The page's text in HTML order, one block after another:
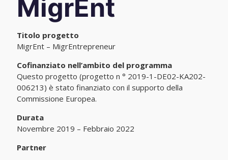
MigrEnt
Titolo progetto
MigrEnt – MigrEntrepreneur
Cofinanziato nell’ambito del programma
Questo progetto (progetto n ° 2019-1-DE02-KA202-
006213) è stato finanziato con il supporto della
Commissione Europea.
Durata
Novembre 2019 – Febbraio 2022
Partner